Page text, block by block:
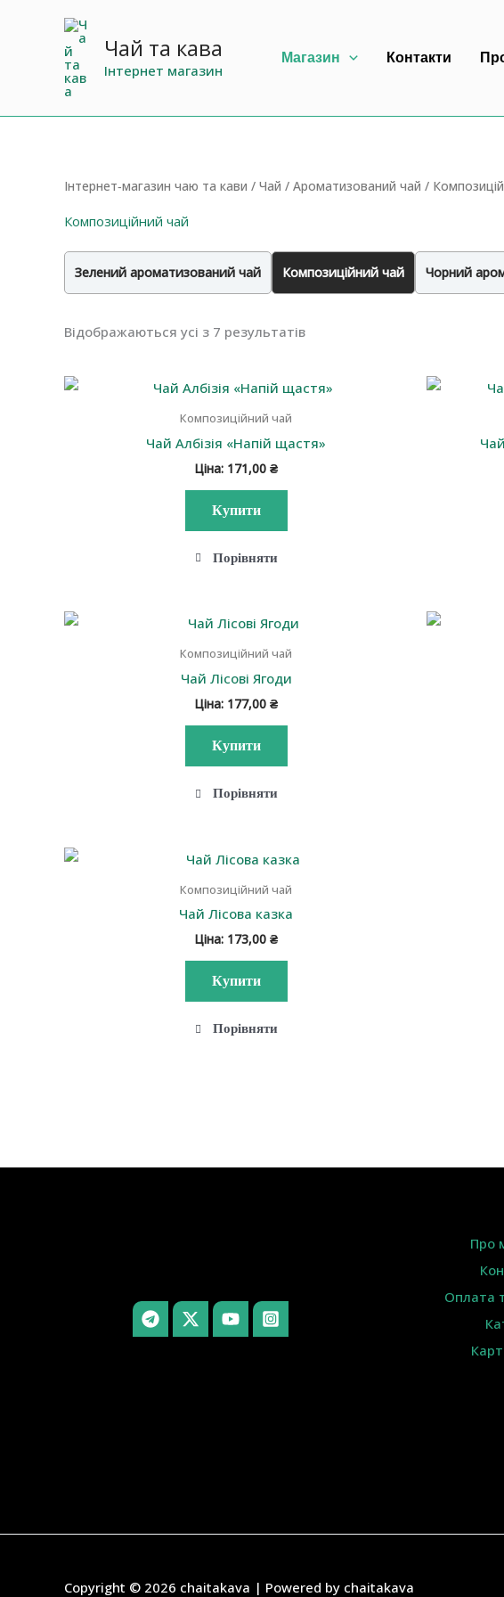
Чай та кава
Інтернет магазин
Магазин Контакти
Інтернет‐магазин чаю та кави / Чай / Ароматизований чай /
Композиційний чай
Зелений ароматизований чай Композиційний чай Чорний
Відображаються усі з 7 результатівСортовано
Композиційний чай
Чай Албізія «Напій щастя»
Ціна: 171,00₴
Купити
Порівняти
Композиційний чай
Чай Лісові Ягоди
Ціна: 177,00₴
Купити
Порівняти
Композиційний чай
Чай Лісова казка
Ціна: 173,00₴
Купити
Порівняти
Про
Оплата
Copyright © 2026 chaitakava | Powered by chaitakava